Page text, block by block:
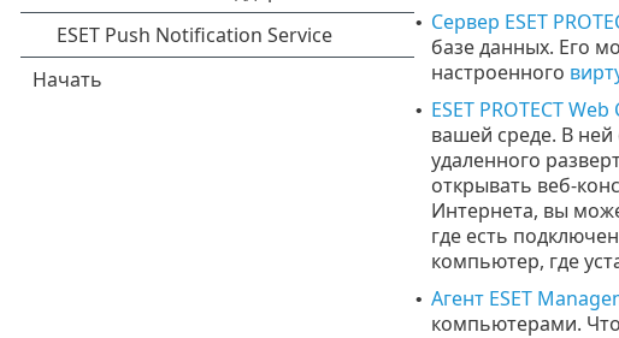
• Сервер ESET
базе данных. Его
настроенного
• ESET PROTECT
вашей среде. В
удаленного
открывать веб-
Интернета, вы
где есть
компьютер, где
• Агент ESET
компьютерами.